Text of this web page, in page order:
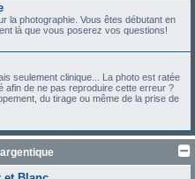
la photographie. Vous êtes débutant en
là que vous poserez vos questions!
seulement clinique... La photo est ratée
afin de ne pas reproduire cette erreur ?
du tirage ou même de la prise de